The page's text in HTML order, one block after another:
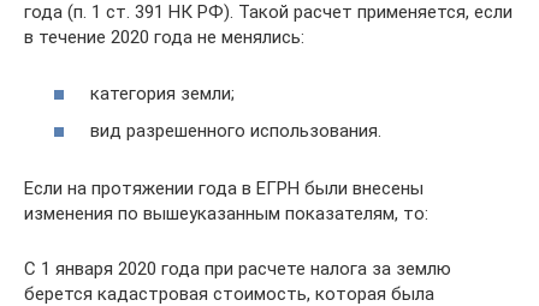
года (п. 1 ст. 391 НК РФ). Такой расчет применяется, если
в течение 2020 года не менялись:
категория земли;
вид разрешенного использования.
Если на протяжении года в ЕГРН были внесены
изменения по вышеуказанным показателям, то:
С 1 января 2020 года при расчете налога за землю
берется кадастровая стоимость, которая была